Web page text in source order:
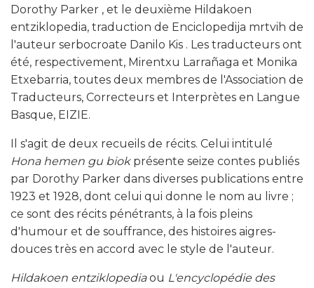
Dorothy Parker , et le deuxième Hildakoen
entziklopedia, traduction de Enciclopedija mrtvih de
l'auteur serbocroate Danilo Kis . Les traducteurs ont
été, respectivement, Mirentxu Larrañaga et Monika
Etxebarria, toutes deux membres de l'Association de
Traducteurs, Correcteurs et Interprètes en Langue
Basque, EIZIE.
Il s'agit de deux recueils de récits. Celui intitulé
Hona hemen gu biokprésente seize contes publiés
par Dorothy Parker dans diverses publications entre
1923 et 1928, dont celui qui donne le nom au livre ;
ce sont des récits pénétrants, à la fois pleins
d'humour et de souffrance, des histoires aigres-
douces très en accord avec le style de l'auteur.
Hildakoen entziklopediaou L'encyclopédie des